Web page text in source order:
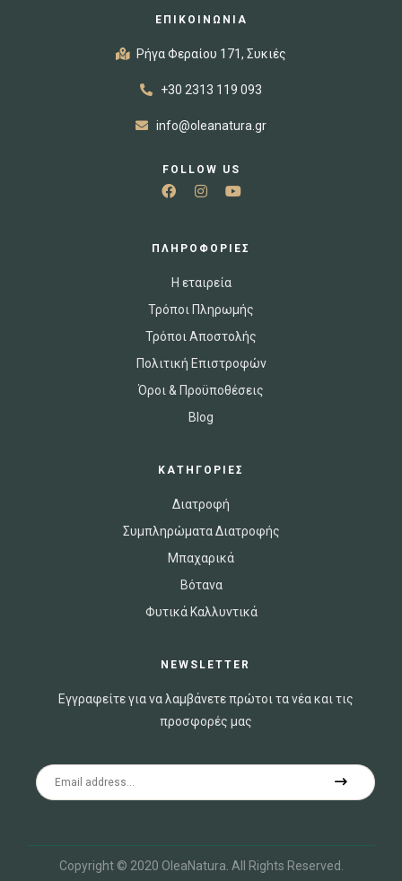
ΕΠΙΚΟΙΝΩΝΙΑ
Ρήγα Φεραίου 171, Συκιές
+30 2313 119 093
info@oleanatura.gr
FOLLOW US
ΠΛΗΡΟΦΟΡΙΕΣ
Η εταιρεία
Τρόποι Πληρωμής
Τρόποι Αποστολής
Πολιτική Επιστροφών
Όροι & Προϋποθέσεις
Blog
ΚΑΤΗΓΟΡΙΕΣ
Διατροφή
Συμπληρώματα Διατροφής
Μπαχαρικά
Βότανα
Φυτικά Καλλυντικά
NEWSLETTER
Εγγραφείτε για να λαμβάνετε πρώτοι τα νέα και τις
προσφορές μας
Copyright © 2020 OleaNatura All Rights Reserved.